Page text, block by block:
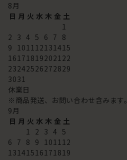
8月
日 月 火 水 木 金 土
1
2 3 4 5 6 7 8
9 101112131415
16171819202122
23242526272829
3031
休業日
※商品発送、お問い合わせ含みます。
9月
日 月 火 水 木 金 土
1 2 3 4 5
6 7 8 9 101112
13141516171819